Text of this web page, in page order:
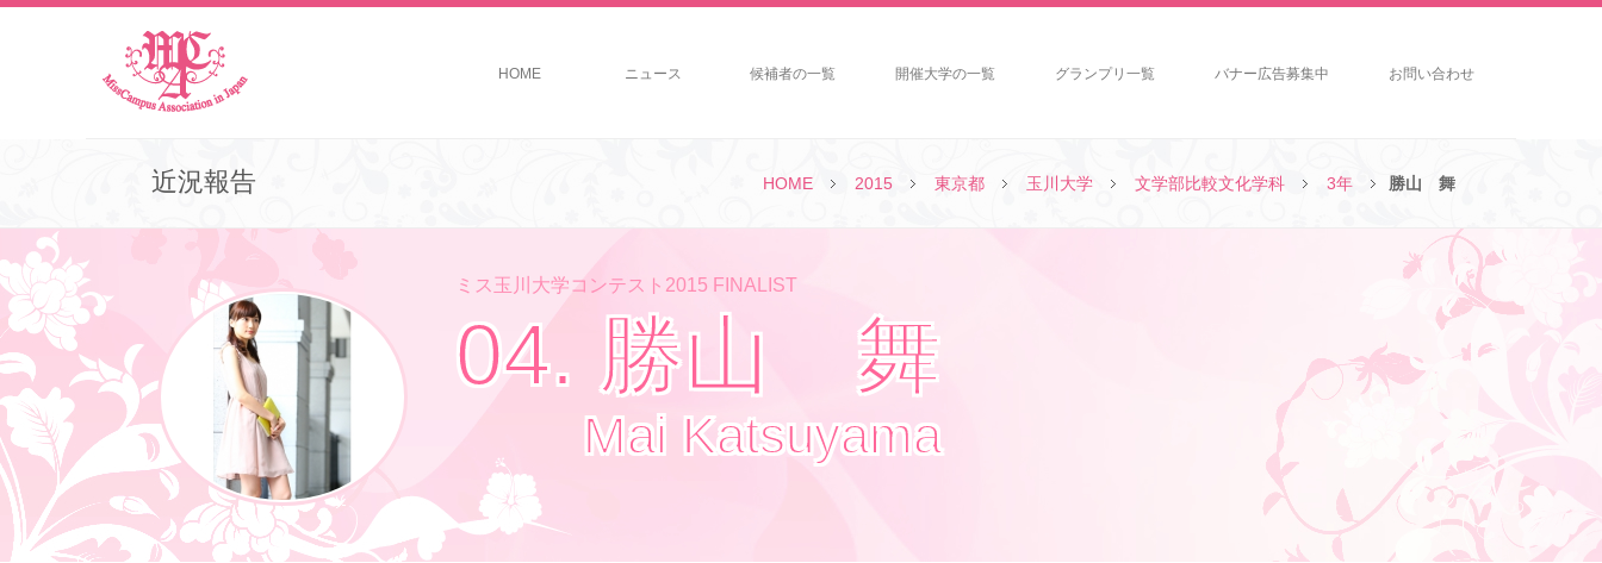
HOME ニュース 候補者の一覧 開催大学の一覧 グランプリ一覧 バナー広告募集中 お問い合わせ
HOME 2015 東京都 玉川大学 文学部比較文化学科 3年 勝山 舞
近況報告
ミス玉川大学コンテスト2015 FINALIST
04. 勝山 舞
Mai Katsuyama